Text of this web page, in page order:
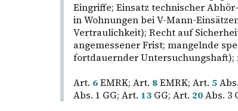
Eingriffe; Einsatz technischer
in Wohnungen bei V-Mann-
Vertraulichkeit); Recht auf
angemessener Frist; mangelnde
fortdauernder Untersuchungshaft);
Art. 6EMRK; Art. 8EMRK; Art. 5
Abs. 1 GG; Art. 13GG; Art. 20Abs. 3